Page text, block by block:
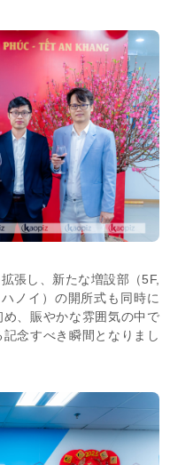
張し、新たな増設部（5F,
ノイ）の開所式も同時に
、賑やかな雰囲気の中で
念すべき瞬間となりまし